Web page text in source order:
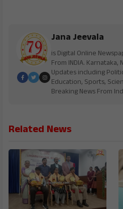
Jana Jeevala
is Digital Online
From INDIA.
Updates including
Education, Sports,
Breaking News From
Related News